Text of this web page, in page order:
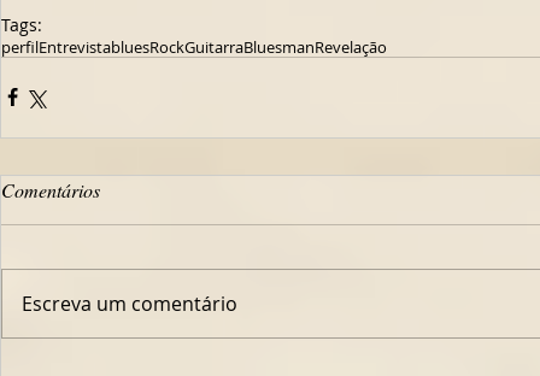
Tags:
perfilEntrevistabluesRockGuitarraBluesmanRevelação
Comentários
Escreva um comentário